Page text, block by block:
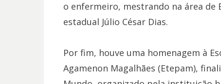
o enfermeiro, mestrando na área de
estadual Júlio César Dias.
Por fim, houve uma homenagem à
Agamenon Magalhães (Etepam),